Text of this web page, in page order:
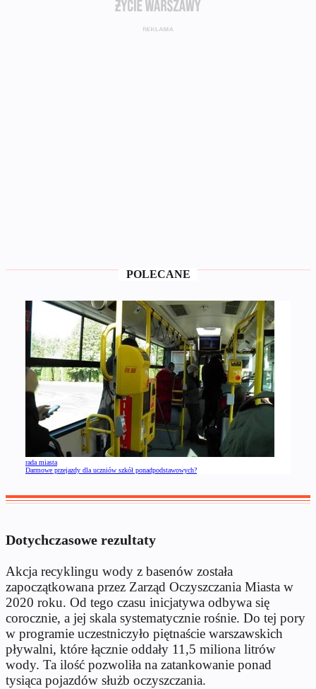
POLECANE
rada miasta
Darmowe przejazdy dla uczniów szkół ponadpodstawowych?
Dotychczasowe rezultaty
Akcja recyklingu wody z basenów została
zapoczątkowana przez Zarząd Oczyszczania Miasta w
2020 roku. Od tego czasu inicjatywa odbywa się
corocznie, a jej skala systematycznie rośnie. Do tej pory
w programie uczestniczyło piętnaście warszawskich
pływalni, które łącznie oddały 11,5 miliona litrów
wody. Ta ilość pozwoliła na zatankowanie ponad
tysiąca pojazdów służb oczyszczania.